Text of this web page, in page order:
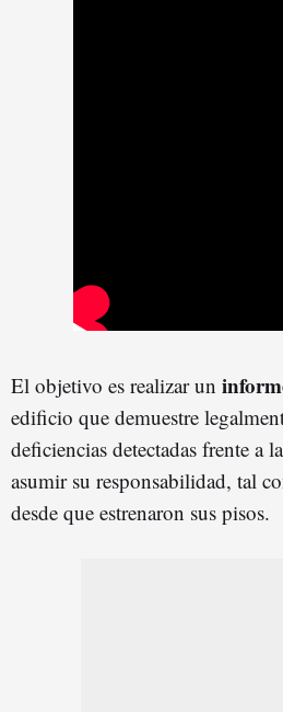
El objetivo es realizar un
edificio que demuestre
deficiencias detectadas frente a
asumir su responsabilidad, tal
desde que estrenaron sus pisos.